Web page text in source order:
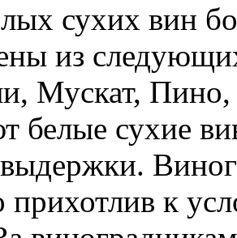
сухих вин
из
Мускат,
белые сухие
прихотлив к